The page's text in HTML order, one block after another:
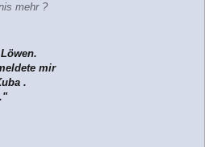
mehr ?
mir
.